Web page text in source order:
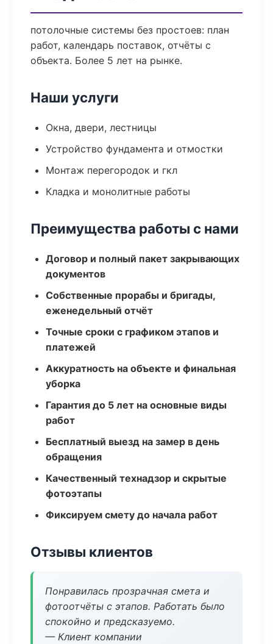
потолочные системы без простоев: план
работ, календарь поставок, отчёты с
объекта. Более 5 лет на рынке.
Наши услуги
Окна, двери, лестницы
Устройство фундамента и отмостки
Монтаж перегородок и гкл
Кладка и монолитные работы
Преимущества работы с нами
Договор и полный пакет закрывающих
документов
Собственные прорабы и бригады,
еженедельный отчёт
Точные сроки с графиком этапов и
платежей
Аккуратность на объекте и финальная
уборка
Гарантия до 5 лет на основные виды
работ
Бесплатный выезд на замер в день
обращения
Качественный технадзор и скрытые
фотоэтапы
Фиксируем смету до начала работ
Отзывы клиентов
Понравилась прозрачная смета и
фотоотчёты с этапов. Работать было
спокойно и предсказуемо.
— Клиент компании